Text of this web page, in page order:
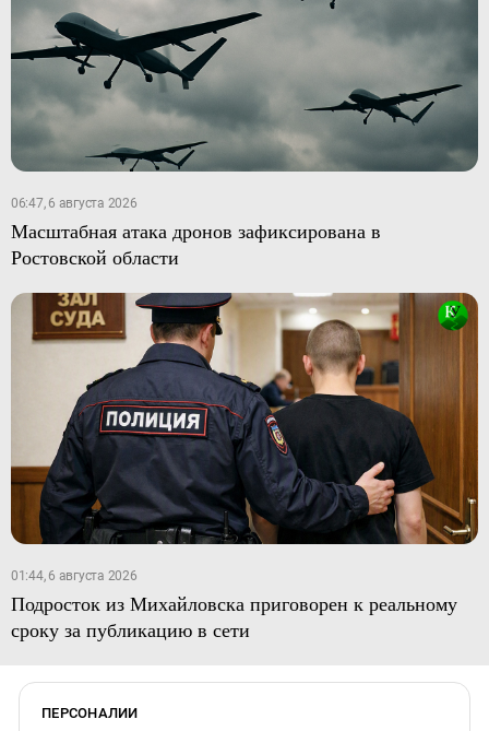
06:47, 6 августа 2026
Масштабная атака дронов зафиксирована в
Ростовской области
01:44, 6 августа 2026
Подросток из Михайловска приговорен к реальному
сроку за публикацию в сети
ПЕРСОНАЛИИ